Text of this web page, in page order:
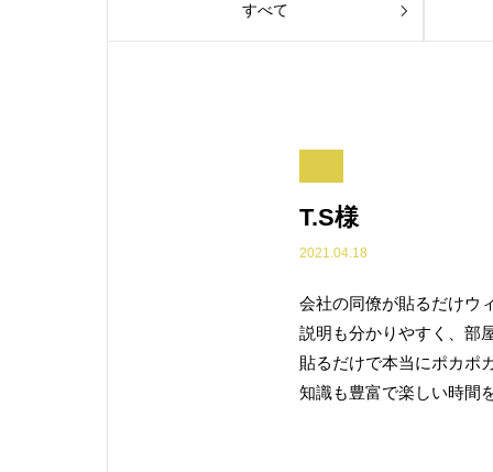
すべて
T.S様
2021.04.18
会社の同僚が貼るだけウ
説明も分かりやすく、部
貼るだけで本当にポカポ
知識も豊富で楽しい時間